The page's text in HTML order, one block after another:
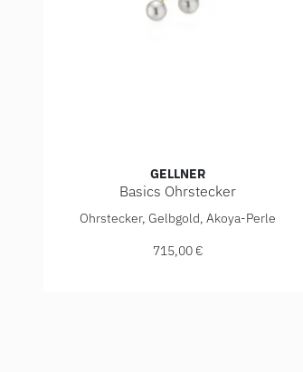
GELLNER
Basics Ohrstecker
Gellner Basics Ohrstecker, Ref: 5-
Ohrstecker, Gelbgold, Akoya-Perle
715,00 €